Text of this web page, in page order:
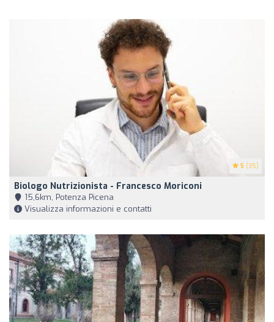
5 (35)
Biologo Nutrizionista - Francesco Moriconi
15,6km, Potenza Picena
Visualizza informazioni e contatti